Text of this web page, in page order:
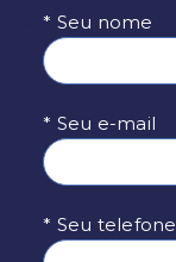
* Seu nome
* Seu e-mail
* Seu telefone